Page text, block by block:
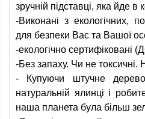
зручній підставці, яка йде в
-Виконані з екологічних,
для безпеки Вас та Вашої
-екологічно сертифіковані
-Без запаху. Чи не токсичні.
- Купуючи штучне
натуральній ялинці і
наша планета була більш